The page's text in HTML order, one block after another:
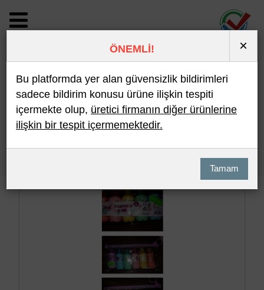
BİLDİRİM DETAYI
Son 10 Bildirim En Çok İncelenen
ÖNEMLİ! ×
Bu platformda yer alan güvensizlik bildirimleri
sadece bildirim konusu ürüne ilişkin tespiti
içermekte olup, üretici firmanın diğer ürünlerine
ilişkin bir tespit içermemektedir.
Tamam